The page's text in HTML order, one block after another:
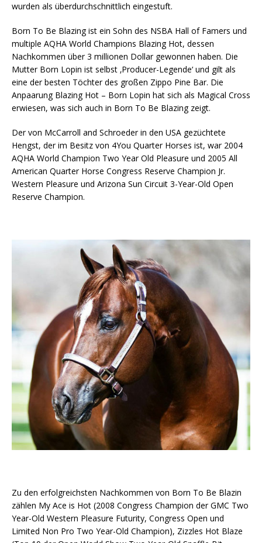
wurden als überdurchschnittlich eingestuft.
Born To Be Blazing ist ein Sohn des NSBA Hall of Famers und
multiple AQHA World Champions Blazing Hot, dessen
Nachkommen über 3 millionen Dollar gewonnen haben. Die
Mutter Born Lopin ist selbst ‚Producer-Legende‘ und gilt als
eine der besten Töchter des großen Zippo Pine Bar. Die
Anpaarung Blazing Hot – Born Lopin hat sich als Magical Cross
erwiesen, was sich auch in Born To Be Blazing zeigt.
Der von McCarroll and Schroeder in den USA gezüchtete
Hengst, der im Besitz von 4You Quarter Horses ist, war 2004
AQHA World Champion Two Year Old Pleasure und 2005 All
American Quarter Horse Congress Reserve Champion Jr.
Western Pleasure und Arizona Sun Circuit 3-Year-Old Open
Reserve Champion.
Zu den erfolgreichsten Nachkommen von Born To Be Blazin
zählen My Ace is Hot (2008 Congress Champion der GMC Two
Year-Old Western Pleasure Futurity, Congress Open und
Limited Non Pro Two Year-Old Champion), Zizzles Hot Blaze